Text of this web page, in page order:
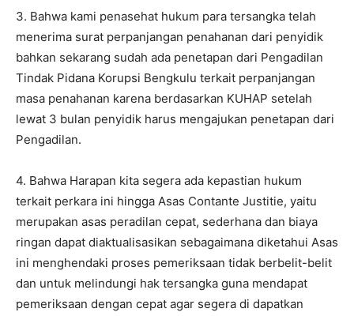
3. Bahwa kami penasehat hukum para tersangka telah
menerima surat perpanjangan penahanan dari penyidik
bahkan sekarang sudah ada penetapan dari Pengadilan
Tindak Pidana Korupsi Bengkulu terkait perpanjangan
masa penahanan karena berdasarkan KUHAP setelah
lewat 3 bulan penyidik harus mengajukan penetapan dari
Pengadilan.
4. Bahwa Harapan kita segera ada kepastian hukum
terkait perkara ini hingga Asas Contante Justitie, yaitu
merupakan asas peradilan cepat, sederhana dan biaya
ringan dapat diaktualisasikan sebagaimana diketahui Asas
ini menghendaki proses pemeriksaan tidak berbelit-belit
dan untuk melindungi hak tersangka guna mendapat
pemeriksaan dengan cepat agar segera di dapatkan